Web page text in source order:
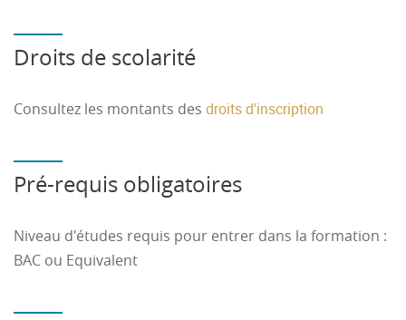
Droits de scolarité
Consultez les montants des droits d'inscription
Pré-requis obligatoires
Niveau d'études requis pour entrer dans la formation :
BAC ou Equivalent